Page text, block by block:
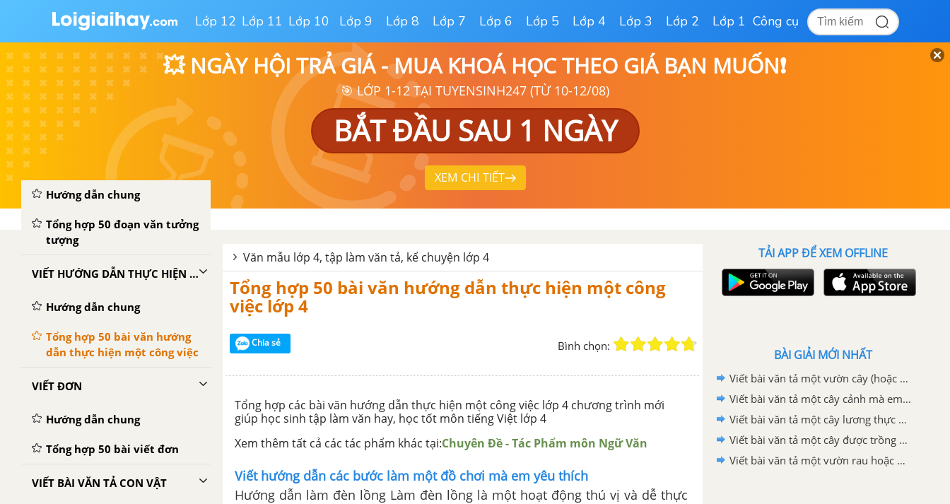
Lớp 12 Lớp 11 Lớp 10 Lớp 9 Lớp 8 Lớp 7 Lớp 6 Lớp 5 Lớp 4 Lớp 3 Lớp 2 Lớp 1 Công cụ
💥 NGÀY HỘI TRẢ GIÁ - MUA KHOÁ HỌC THEO GIÁ BẠN MUỐN❗
🎯 LỚP 1-12 TẠI TUYENSINH247 (TỪ 10-12/08)
BẮT ĐẦU SAU 1 NGÀY
XEM CHI TIẾT
lại một sự việc
Hướng dẫn chung
Tổng hợp 50 bài văn kể lại
câu chuyện đã đọc, đã nghe
Hướng dẫn chung
Tổng hợp 50 đoạn văn tưởng
tượng
VIẾT HƯỚNG DẪN THỰC HIỆN MỘT CÔNG VIỆC
Hướng dẫn chung
Tổng hợp 50 bài văn hướng
dẫn thực hiện một công việc
VIẾT ĐƠN
Hướng dẫn chung
Tổng hợp 50 bài viết đơn
VIẾT BÀI VĂN TẢ CON VẬT
Văn mẫu lớp 4, tập làm văn tả, kể chuyện lớp 4
Tổng hợp 50 bài văn hướng dẫn thực hiện một công
việc lớp 4
Chia sẻ Bình chọn:
Tổng hợp các bài văn hướng dẫn thực hiện một công việc lớp 4 chương trình mới
giúp học sinh tập làm văn hay, học tốt môn tiếng Việt lớp 4
Xem thêm tất cả các tác phẩm khác tại:Chuyên Đề - Tác Phẩm môn Ngữ Văn
Viết hướng dẫn các bước làm một đồ chơi mà em yêu thích
Hướng dẫn làm đèn lồng Làm đèn lồng là một hoạt động thú vị và dễ thực
TẢI APP ĐỂ XEM OFFLINE
BÀI GIẢI MỚI NHẤT
Viết bài văn tả một vườn cây (hoặc rặng cây) lớp 4
Viết bài văn tả một cây cảnh mà em yêu thích lớp 4
Viết bài văn tả một cây lương thực mà em yêu thích lớp 4
Viết bài văn tả một cây được trồng nhiều ở địa phương hoặc nơi em ở lớp 4
Viết bài văn tả một vườn rau hoặc một vườn hoa mà em thích lớp 4